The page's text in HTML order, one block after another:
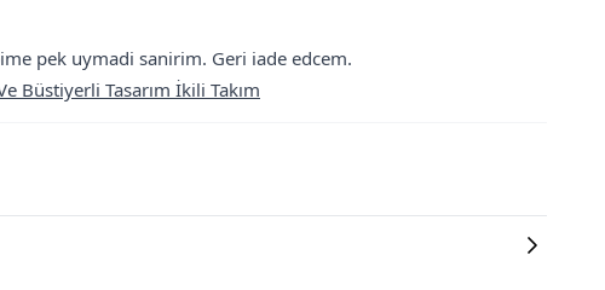
pek uymadi sanirim. Geri iade edcem.
Büstiyerli Tasarım İkili Takım